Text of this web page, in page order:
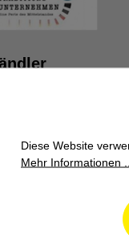
und besten
zufriedenen
Diese Website
Mehr Informationen ...